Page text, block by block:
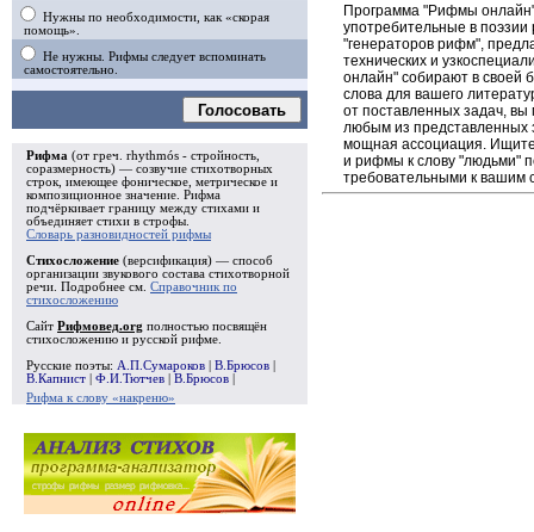
Нужны по необходимости, как «скорая
помощь».
Не нужны. Рифмы следует вспоминать
самостоятельно.
Голосовать
Рифма (от греч. rhythmós - стройность,
соразмерность) — созвучие стихотворных
строк, имеющее фоническое, метрическое и
композиционное значение. Рифма
подчёркивает границу между стихами и
объединяет стихи в строфы
Словарь разновидностей рифмы
Стихосложение (версификация) — способ
организации звукового состава стихотворной
речи. Подробнее см. Справочник по
стихосложению
Сайт Рифмовед.org полностью посвящён
стихосложению и русской рифме.
Русские поэты: А.П.Сумароков В.Брюсов
В.Капнист
Ф.И.Тютчев В.Брюсов
Рифма к слову «накреню»
Программа "Рифмы
употребительные в
"генераторов рифм",
технических и
онлайн" собирают в своей
слова для вашего
от поставленных задач,
любым из
мощная ассоциация. Ищите
и рифмы к слову "людьми"
требовательными к вашим